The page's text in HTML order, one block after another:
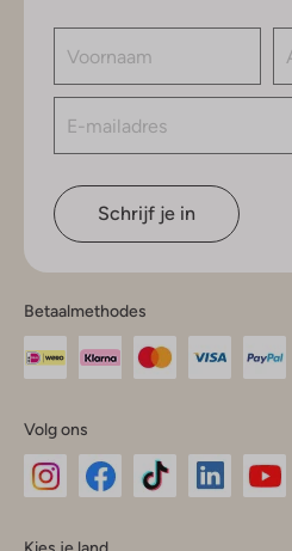
Schrijf je in
Betaalmethodes
Volg ons